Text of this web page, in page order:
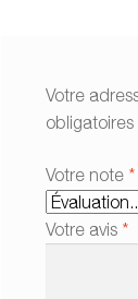
Votre
Votre note *
Votre avis *